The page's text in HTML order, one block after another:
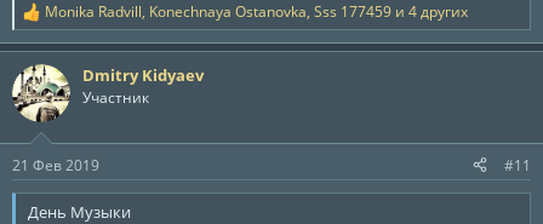
Р
е
а
к
ц
и
:
Monika Radvill, Konechnaya Ostanovka, Sss 177459 и 4 других
Dmitry Kidyaev
Участник
21 Фев 2019 #11
День Музыки